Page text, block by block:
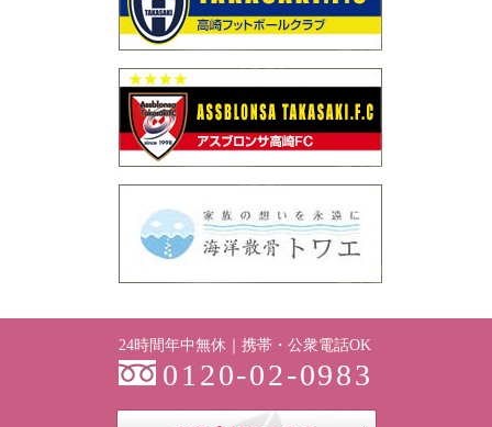
24時間年中無休｜携帯・公衆電話OK
0120-02-0983